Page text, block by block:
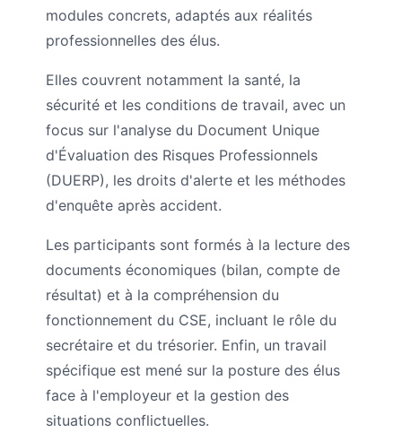
modules concrets, adaptés aux réalités
professionnelles des élus.
Elles couvrent notamment la santé, la
sécurité et les conditions de travail, avec un
focus sur l'analyse du Document Unique
d'Évaluation des Risques Professionnels
(DUERP), les droits d'alerte et les méthodes
d'enquête après accident.
Les participants sont formés à la lecture des
documents économiques (bilan, compte de
résultat) et à la compréhension du
fonctionnement du CSE, incluant le rôle du
secrétaire et du trésorier. Enfin, un travail
spécifique est mené sur la posture des élus
face à l'employeur et la gestion des
situations conflictuelles.